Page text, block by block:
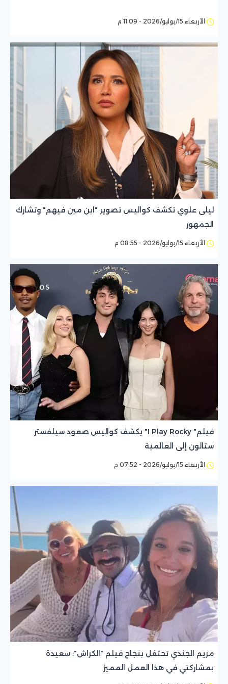
الأربعاء 15/يوليو/2026 - 11:09 م
ليلى علوي تكشف كواليس تصوير "ابن مين فيهم" وتشارك
الجمهور
الأربعاء 15/يوليو/2026 - 08:55 م
فيلم" I Play Rocky" يكشف كواليس صعود سيلفستر
ستالون إلى العالمية
الأربعاء 15/يوليو/2026 - 07:52 م
مريم الجندي تحتفل بنجاح فيلم "الكراش": سعيدة
بمشاركتي في هذا العمل المميز